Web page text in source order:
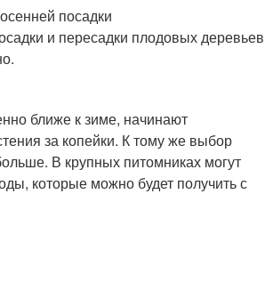
посадки
и пересадки плодовых деревьев
ближе к зиме, начинают
за копейки. К тому же выбор
В крупных питомниках могут
которые можно будет получить с